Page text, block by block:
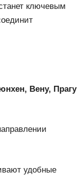
ключевым
Вену, Прагу
удобные